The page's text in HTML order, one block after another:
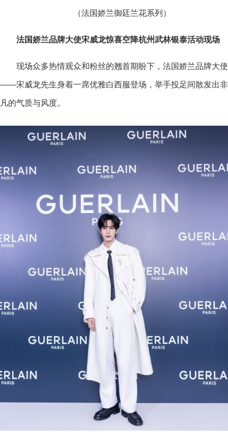
（法国娇兰御廷兰花系列）
法国娇兰品牌大使宋威龙惊喜空降杭州武林银泰活动现场
现场众多热情观众和粉丝的翘首期盼下，法国娇兰品牌大使
——宋威龙先生身着一席优雅白西服登场，举手投足间散发出非
凡的气质与风度。